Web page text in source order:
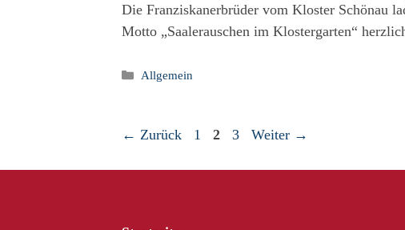
Die Franziskanerbrüder vom Kloster Schönau
Motto „Saalerauschen im Klostergarten“
Kategorien
Allgemein
← Zurück Seite
1 Seite
2 Seite
3 Weiter →